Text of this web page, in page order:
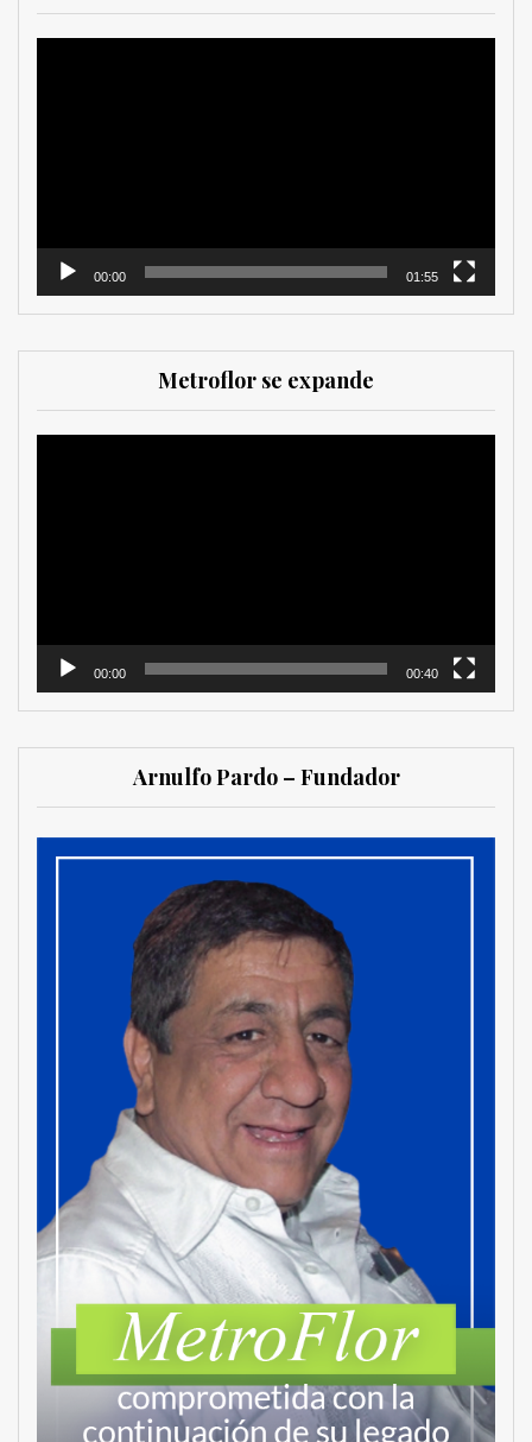
00:00 01:55
Metroflor se expande
00:00 00:40
Arnulfo Pardo – Fundador
MetroChat